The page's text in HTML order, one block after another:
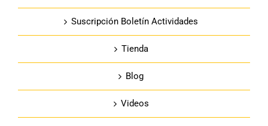
Suscripción Boletín Actividades
Tienda
Blog
Videos